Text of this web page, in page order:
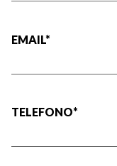
EMAIL*
TELEFONO*